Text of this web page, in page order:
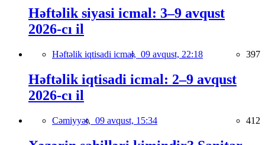
Həftəlik siyasi icmal: 3–9 avqust
2026-cı il
Həftəlik iqtisadi icmal, 09 avqust, 22:18 397
Həftəlik iqtisadi icmal: 2–9 avqust
2026-cı il
Cəmiyyət, 09 avqust, 15:34 412